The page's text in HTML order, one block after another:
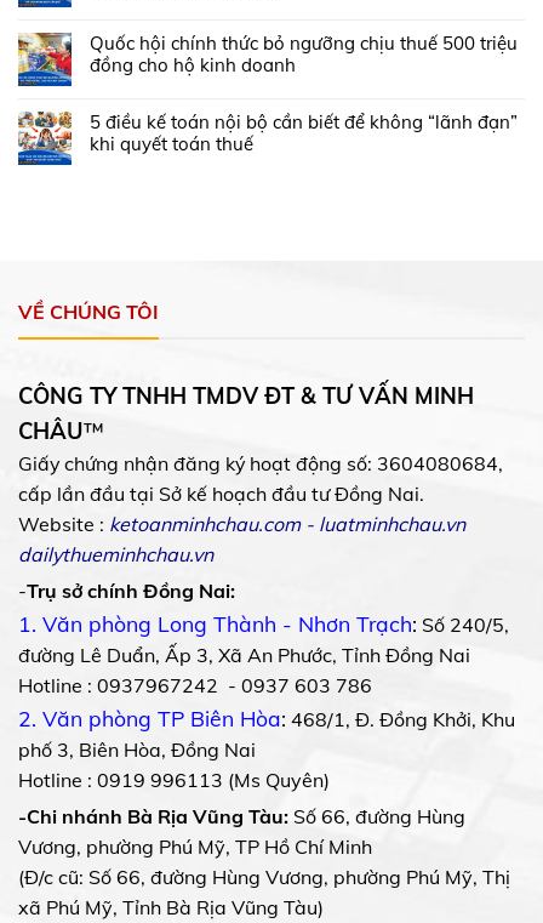
Quốc hội chính thức bỏ ngưỡng chịu thuế 500 triệu
đồng cho hộ kinh doanh
5 điều kế toán nội bộ cần biết để không “lãnh đạn”
khi quyết toán thuế
VỀ CHÚNG TÔI
CÔNG TY TNHH TMDV ĐT & TƯ VẤN MINH
CHÂU™
Giấy chứng nhận đăng ký hoạt động số: 3604080684,
cấp lần đầu tại Sở kế hoạch đầu tư Đồng Nai.
Website : ketoanminhchau.com- luatminhchau.vn
dailythueminhchau.vn
-Trụ sở chính Đồng Nai:
1. Văn phòng Long Thành - Nhơn Trạch: Số 240/5,
đường Lê Duẩn, Ấp 3, Xã An Phước, Tỉnh Đồng Nai
Hotline : 0937967242 - 0937 603 786
2. Văn phòng TP Biên Hòa: 468/1, Đ. Đồng Khởi, Khu
phố 3, Biên Hòa, Đồng Nai
Hotline : 0919 996113 (Ms Quyên)
-Chi nhánh Bà Rịa Vũng Tàu: Số 66, đường Hùng
Vương, phường Phú Mỹ, TP Hồ Chí Minh
(Đ/c cũ: Số 66, đường Hùng Vương, phường Phú Mỹ, Thị
xã Phú Mỹ, Tỉnh Bà Rịa Vũng Tàu)